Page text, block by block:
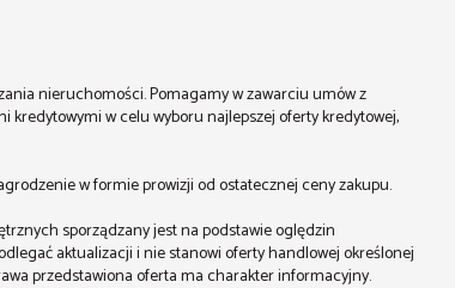
nieruchomości. Pomagamy w zawarciu umów z
w celu wyboru najlepszej oferty kredytowej,
w formie prowizji od ostatecznej ceny zakupu.
sporządzany jest na podstawie oględzin
aktualizacji i nie stanowi oferty handlowej określonej
przedstawiona oferta ma charakter informacyjny.